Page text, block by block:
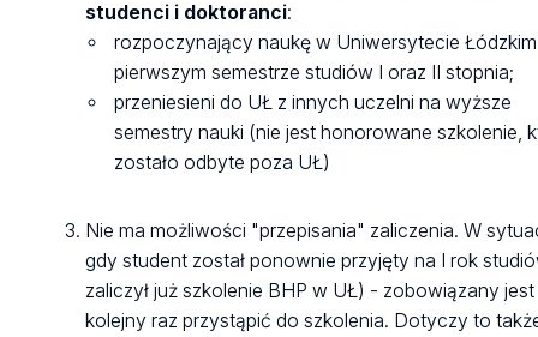
studenci i doktoranci:
rozpoczynający naukę w Uniwersytecie
pierwszym semestrze studiów I oraz II stopnia;
przeniesieni do UŁ z innych uczelni na wyższe
semestry nauki (nie jest honorowane szkolenie,
zostało odbyte poza UŁ)
Nie ma możliwości "przepisania" zaliczenia. W
gdy student został ponownie przyjęty na I rok
zaliczył już szkolenie BHP w UŁ) - zobowiązany jest
kolejny raz przystąpić do szkolenia. Dotyczy to